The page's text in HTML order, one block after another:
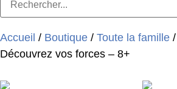
Accueil / Boutique / Toute la famille /
Découvrez vos forces – 8+